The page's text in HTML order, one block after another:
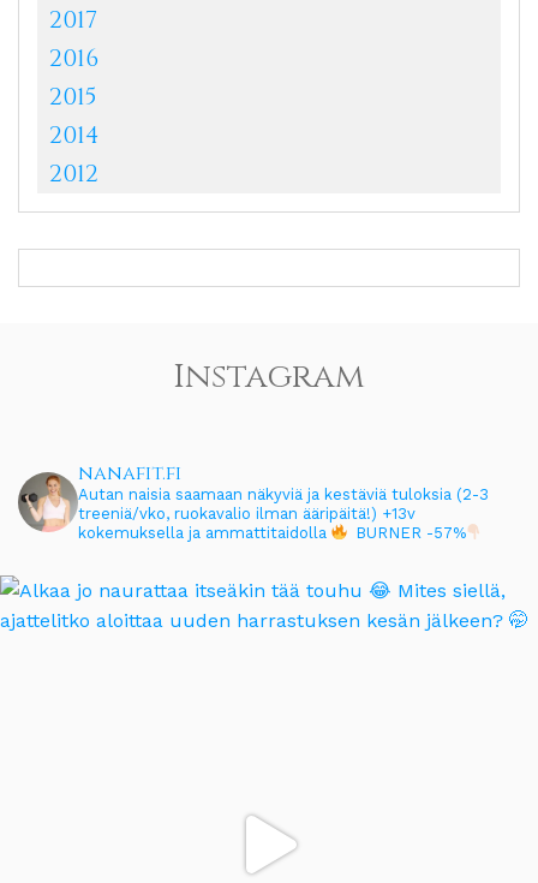
2017
2016
2015
2014
2012
Instagram
nanafit.fi
Autan naisia saamaan näkyviä ja kestäviä tuloksia (2-3
treeniä/vko, ruokavalio ilman ääripäitä!) +13v
kokemuksella ja ammattitaidolla
BURNER -57%